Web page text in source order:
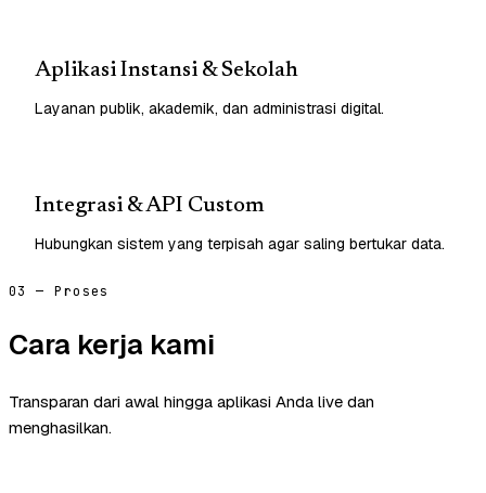
Aplikasi Instansi & Sekolah
Layanan publik, akademik, dan administrasi digital.
Integrasi & API Custom
Hubungkan sistem yang terpisah agar saling bertukar data.
03 — Proses
Cara kerja kami
Transparan dari awal hingga aplikasi Anda live dan
menghasilkan.